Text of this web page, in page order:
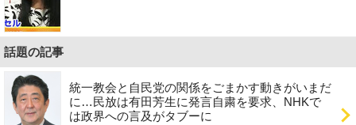
話題の記事
統一教会と自民党の関係をごまかす動きがいまだ
に…民放は有田芳生に発言自粛を要求、NHKで
は政界への言及がタブーに